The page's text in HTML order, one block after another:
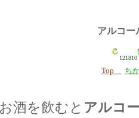
アルコー
121810
Top ち
お酒を飲むと アルコ